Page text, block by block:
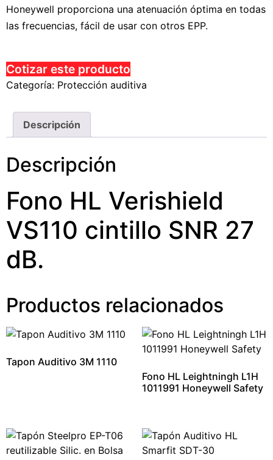
Honeywell proporciona una atenuación óptima en todas
las frecuencias, fácil de usar con otros EPP.
Cotizar este producto
Categoría: Protección auditiva
Descripción
Descripción
Fono HL Verishield
VS110 cintillo SNR 27
dB.
Productos relacionados
Tapon Auditivo 3M 1110
Fono HL Leightningh L1H
1011991 Honeywell Safety